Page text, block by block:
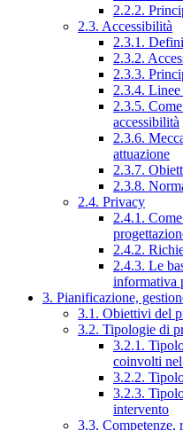
2.2.2.
2.3. Accessibilità
2.3.1.
2.3.2.
2.3.3.
2.3.4. Linee
2.3.5.
accessibilità
2.3.6.
attuazione
2.3.7.
2.3.8.
2.4. Privacy
2.4.1.
2.4.2.
2.4.3. Le
informativa
3. Pianificazione,
3.1. Obiettivi del
3.2. Tipologie di
3.2.1.
coinvolti
3.2.2.
3.2.3.
intervento
3.3.